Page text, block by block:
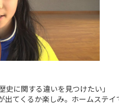
史に関する違いを見つけたい」
てくるか楽しみ。ホームステ